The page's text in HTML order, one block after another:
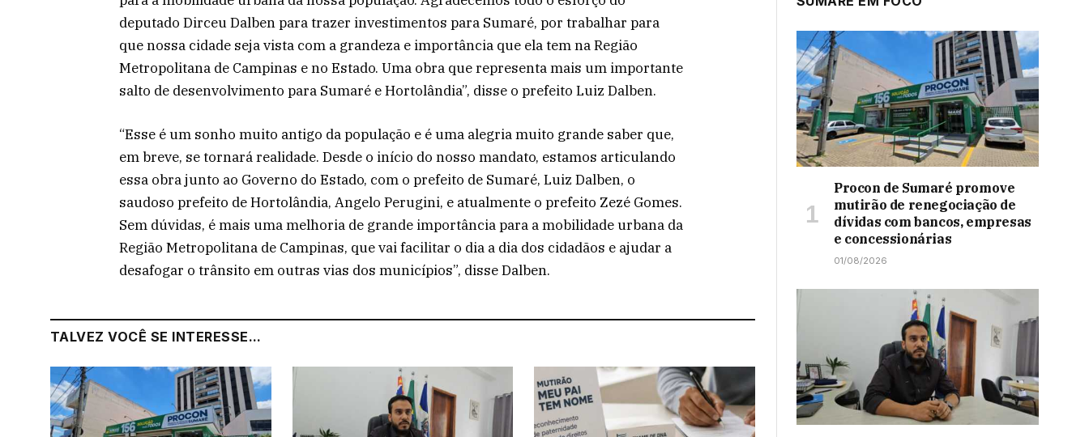
deputado Dirceu Dalben para trazer investimentos para Sumaré, por trabalhar para
que nossa cidade seja vista com a grandeza e importância que ela tem na Região
Metropolitana de Campinas e no Estado. Uma obra que representa mais um importante
salto de desenvolvimento para Sumaré e Hortolândia”, disse o prefeito Luiz Dalben.
“Esse é um sonho muito antigo da população e é uma alegria muito grande saber que,
em breve, se tornará realidade. Desde o início do nosso mandato, estamos articulando
essa obra junto ao Governo do Estado, com o prefeito de Sumaré, Luiz Dalben, o
saudoso prefeito de Hortolândia, Angelo Perugini, e atualmente o prefeito Zezé Gomes.
Sem dúvidas, é mais uma melhoria de grande importância para a mobilidade urbana da
Região Metropolitana de Campinas, que vai facilitar o dia a dia dos cidadãos e ajudar a
desafogar o trânsito em outras vias dos municípios”, disse Dalben.
TALVEZ VOCÊ SE INTERESSE...
Procon de Sumaré promove
mutirão de renegociação de
dívidas com bancos, empresas
e concessionárias
01/08/2026